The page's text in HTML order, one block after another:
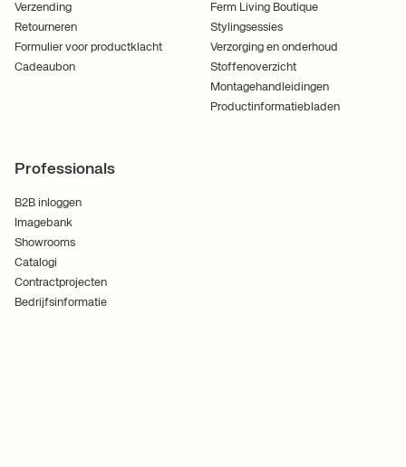
Verzending
Retourneren
Formulier voor productklacht
Cadeaubon
Ferm Living Boutique
Stylingsessies
Verzorging en onderhoud
Stoffenoverzicht
Montagehandleidingen
Productinformatiebladen
Professionals
B2B inloggen
Imagebank
Showrooms
Catalogi
Contractprojecten
Bedrijfsinformatie